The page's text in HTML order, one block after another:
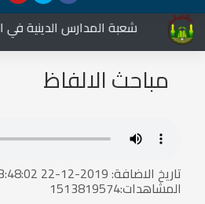
شعبة المدارس الدينية في
مباحث الالفاظ
المشاهدات:1513819574